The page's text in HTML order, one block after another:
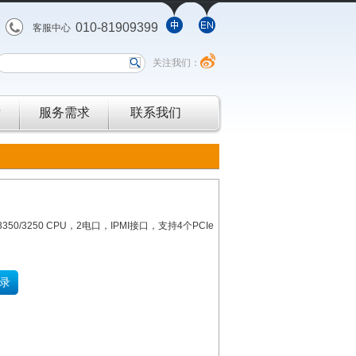
客服中心 010-81909399
关注我们：
服务需求 联系我们
3250 CPU，2电口，IPMI接口，支持4个PCIe